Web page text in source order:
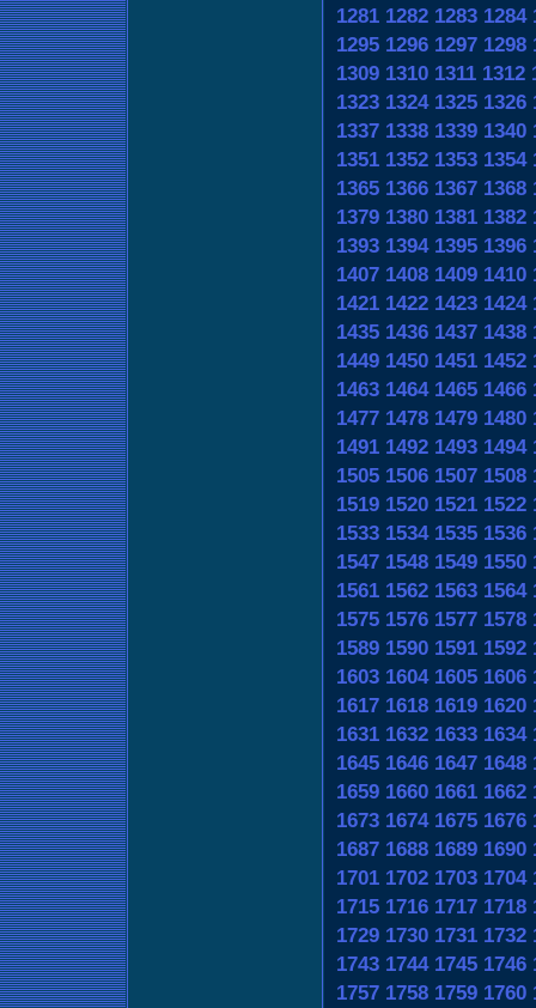
1281 1282 1283 1284
1295 1296 1297 1298
1309 1310 1311 1312
1323 1324 1325 1326
1337 1338 1339 1340
1351 1352 1353 1354
1365 1366 1367 1368
1379 1380 1381 1382
1393 1394 1395 1396
1407 1408 1409 1410
1421 1422 1423 1424
1435 1436 1437 1438
1449 1450 1451 1452
1463 1464 1465 1466
1477 1478 1479 1480
1491 1492 1493 1494
1505 1506 1507 1508
1519 1520 1521 1522
1533 1534 1535 1536
1547 1548 1549 1550
1561 1562 1563 1564
1575 1576 1577 1578
1589 1590 1591 1592
1603 1604 1605 1606
1617 1618 1619 1620
1631 1632 1633 1634
1645 1646 1647 1648
1659 1660 1661 1662
1673 1674 1675 1676
1687 1688 1689 1690
1701 1702 1703 1704
1715 1716 1717 1718
1729 1730 1731 1732
1743 1744 1745 1746
1757 1758 1759 1760